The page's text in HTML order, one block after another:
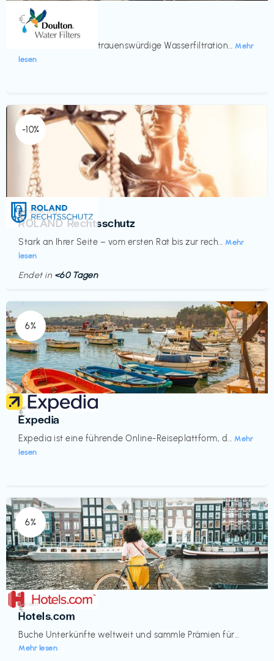
Küche & Haushalt
Doulton
Seit 200 Jahren vertrauenswürdige Wasserfiltration... Mehr
lesen
€‎
-10%
Versicherung
ROLAND Rechtsschutz
Stark an Ihrer Seite – vom ersten Rat bis zur rech... Mehr
lesen
€‎
Endet in <60 Tagen
6%
Reisen
Expedia
Expedia ist eine führende Online-Reiseplattform, d... Mehr
lesen
€‎
6%
Reisen
Hotels.com
Buche Unterkünfte weltweit und sammle Prämien für...
Mehr lesen
€‎